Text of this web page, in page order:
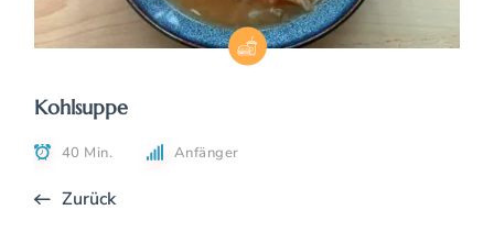
Kohlsuppe
40 Min. Anfänger
Zurück